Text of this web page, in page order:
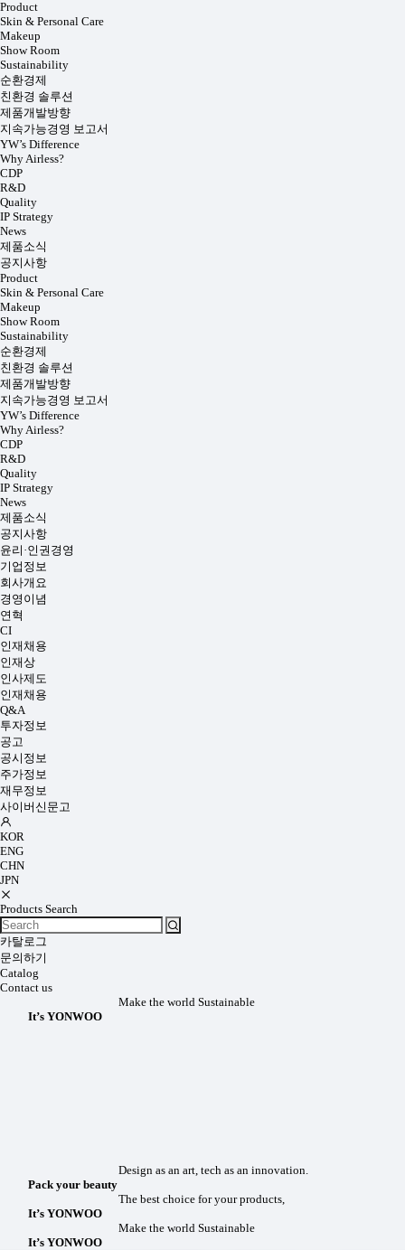
Product
Skin & Personal Care
Makeup
Show Room
Sustainability
순환경제
친환경 솔루션
제품개발방향
지속가능경영 보고서
YW’s Difference
Why Airless?
CDP
R&D
Quality
IP Strategy
News
제품소식
공지사항
Product
Skin & Personal Care
Makeup
Show Room
Sustainability
순환경제
친환경 솔루션
제품개발방향
지속가능경영 보고서
YW’s Difference
Why Airless?
CDP
R&D
Quality
IP Strategy
News
제품소식
공지사항
윤리·인권경영
기업정보
회사개요
경영이념
연혁
CI
인재채용
인재상
인사제도
인재채용
Q&A
투자정보
공고
공시정보
주가정보
재무정보
사이버신문고
KOR
ENG
CHN
JPN
Products Search
카탈로그
문의하기
Catalog
Contact us
Make the world Sustainable
It’s YONWOO
Design as an art, tech as an innovation.
Pack your beauty
The best choice for your products,
It’s YONWOO
Make the world Sustainable
It’s YONWOO